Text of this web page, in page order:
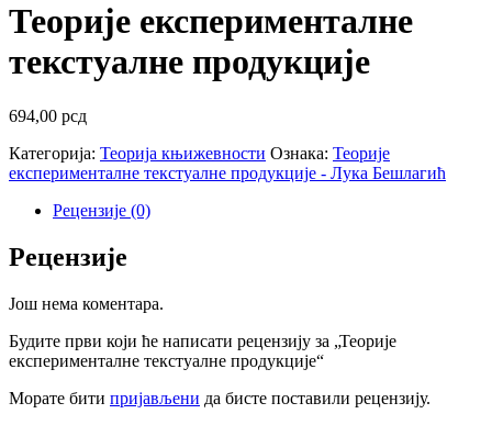
Теорије експерименталне
текстуалне продукције
694,00 рсд
Категорија: Теорија књижевности Ознака: Теорије
експерименталне текстуалне продукције - Лука Бешлагић
Рецензије (0)
Рецензије
Још нема коментара.
Будите први који ће написати рецензију за „Теорије
експерименталне текстуалне продукције“
Морате бити пријављени да бисте поставили рецензију.